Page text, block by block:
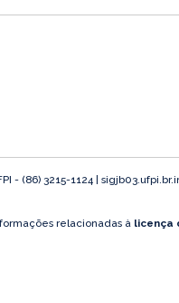
- (86) 3215-1124 |
relacionadas à licença